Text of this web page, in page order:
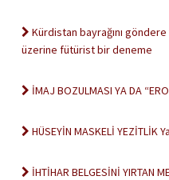
Kürdistan bayrağını
üzerine fütürist bir deneme
İMAJ BOZULMASI YA DA
HÜSEYİN MASKELİ YEZİTLİK
İHTİHAR BELGESİNİ YIRTAN